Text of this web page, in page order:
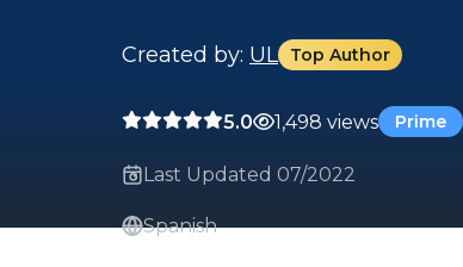
Created by: UL Top Author
5.0 1,498 views Prime
Last Updated 07/2022
Spanish